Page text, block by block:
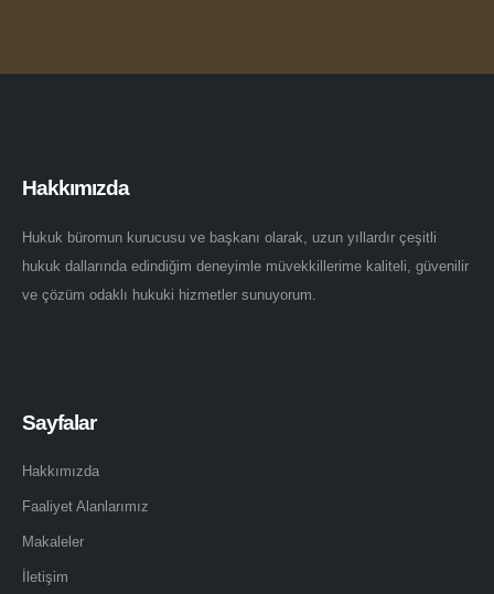
Hakkımızda
Hukuk büromun kurucusu ve başkanı olarak, uzun yıllardır çeşitli
hukuk dallarında edindiğim deneyimle müvekkillerime kaliteli, güvenilir
ve çözüm odaklı hukuki hizmetler sunuyorum.
Sayfalar
Hakkımızda
Faaliyet Alanlarımız
Makaleler
İletişim